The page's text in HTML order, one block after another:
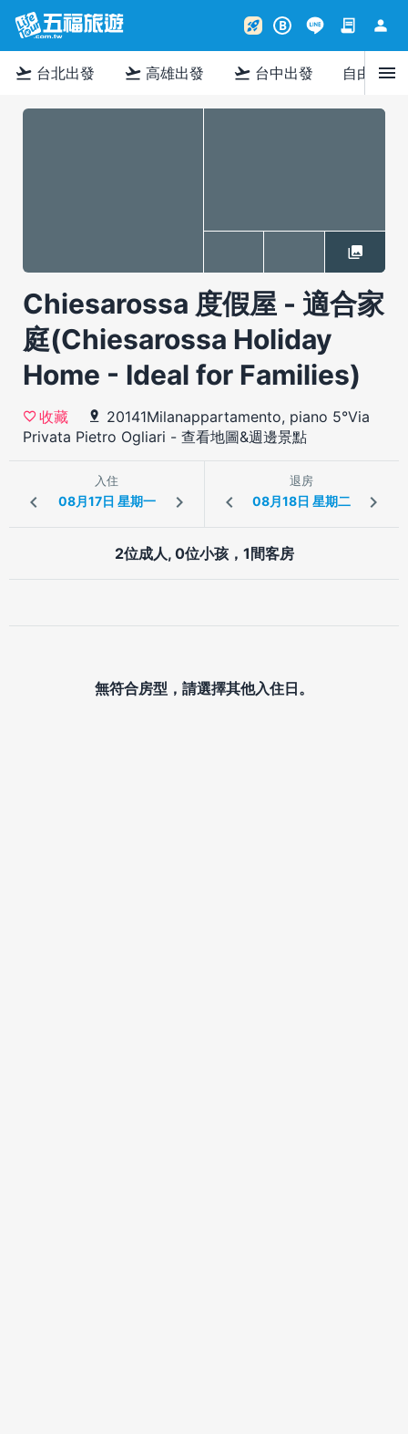
rocket_launch B contract person
flight_takeoff 台北出發 flight_takeoff 高雄出發 flight_takeoff 台中出發 自由行menu
Chiesarossa 度假屋 - 適合家
庭(Chiesarossa Holiday
Home - Ideal for Families)
收藏
20141Milanappartamento, piano 5°Via
Privata Pietro Ogliari - 查看地圖&週邊景點
入住 退房
2位成人, 0位小孩，1間客房
無符合房型，請選擇其他入住日。